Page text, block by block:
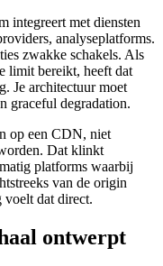
integreert met diensten
analyseplatforms.
zwakke schakels. Als
limit bereikt, heeft dat
Je architectuur moet
graceful degradation.
op een CDN, niet
Dat klinkt
platforms waarbij
van de origin
voelt dat direct.
ontwerpt